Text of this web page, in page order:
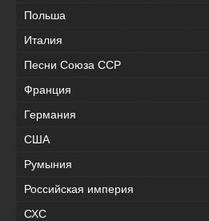
Польша
Италия
Песни Союза ССР
Франция
Германия
США
Румыния
Российская империя
СХС